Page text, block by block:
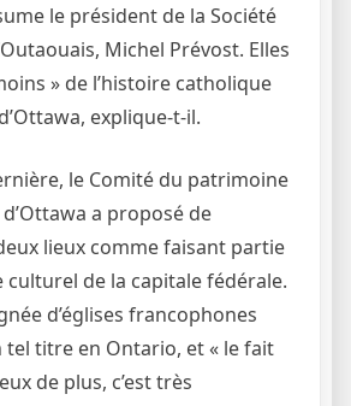
le président de la Société
Michel Prévost. Elles
» de l’histoire catholique
explique-t-il.
le Comité du patrimoine
a proposé de
lieux comme faisant partie
de la capitale fédérale.
d’églises francophones
titre en Ontario, et « le fait
de plus, c’est très